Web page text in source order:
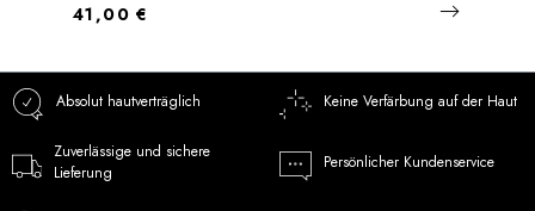
Regulärer Preis:
41,00 €
Absolut hautverträglich Keine Verfärbung auf der Haut
Zuverlässige und sichere
Lieferung
Persönlicher Kundenservice